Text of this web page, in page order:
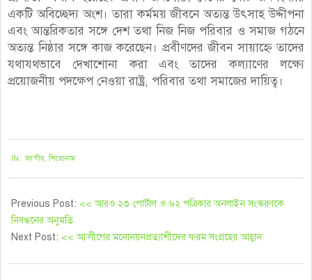
একটি অবিচ্ছেদ্য অংশ। তারা কর্মময় জীবনে অত্যন্ত উৎসাহ উদ্দীপনা
এবং আন্তরিকতার সঙ্গে দেশ তথা নিজ নিজ পরিবার ও সমাজ গঠনে
অত্যন্ত নিষ্ঠার সঙ্গে কাজ করেছেন। প্রবীণদের জীবন সায়াহ্নে তাদের
যথাযথভাবে দেখাশোনা করা এবং তাদের কল্যাণের লক্ষ্যে
প্রয়োজনীয় পদক্ষেপ নেওয়া রাষ্ট্র, পরিবার তথা সমাজের দায়িত্ব।
IN: জাতীয়,শিরোনাম
Previous Post: << আরও ২৩ পোর্টাল ও ৬২ পত্রিকার অনলাইন সংস্করণকে
নিবন্ধনের অনুমতি
Next Post: << আ’লীগের মনোনয়নপ্রত্যাশীদের ফরম সংগ্রহের আহ্বান